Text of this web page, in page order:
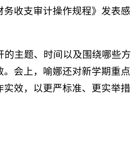
收支审计操作规程》发表感
主题、时间以及围绕哪些方
会上，喻娜还对新学期重点
效，以更严标准、更实举措